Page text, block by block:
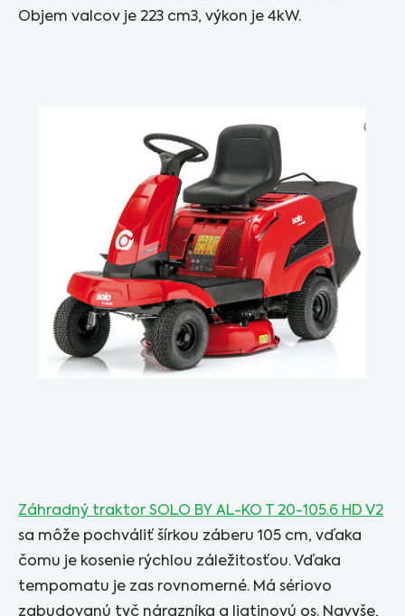
Objem valcov je 223 cm3, výkon je 4kW.
Záhradný traktor SOLO BY AL-KO T 20-105.6 HD V2
sa môže pochváliť šírkou záberu 105 cm, vďaka
čomu je kosenie rýchlou záležitosťou. Vďaka
tempomatu je zas rovnomerné. Má sériovo
zabudovanú tyč nárazníka a liatinovú os. Navyše,